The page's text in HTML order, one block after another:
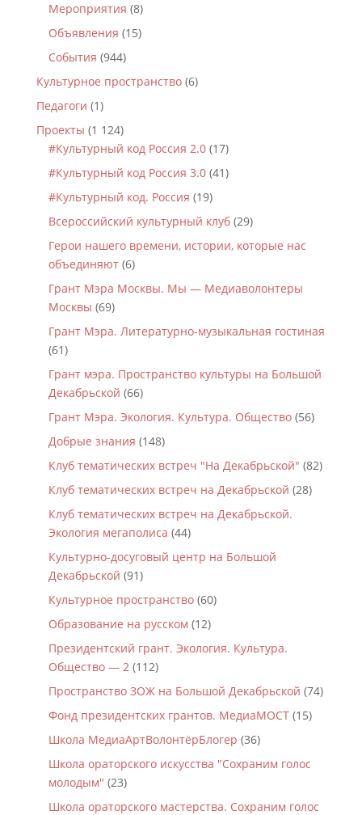
Мероприятия (8)
Объявления (15)
События (944)
Культурное пространство(6)
Педагоги (1)
Проекты (1 124)
#Культурный код Россия 2.0(17)
#Культурный код Россия 3.0(41)
#Культурный код. Россия (19)
Всероссийский культурный клуб(29)
Герои нашего времени, истории, которые нас
объединяют(6)
Грант Мэра Москвы. Мы — Медиаволонтеры
Москвы (69)
Грант Мэра. Литературно-музыкальная гостиная
(61)
Грант мэра. Пространство культуры на Большой
Декабрьской (66)
Грант Мэра. Экология. Культура. Общество(56)
Добрые знания (148)
Клуб тематических встреч "На Декабрьской" (82)
Клуб тематических встреч на Декабрьской (28)
Клуб тематических встреч на Декабрьской.
Экология мегаполиса (44)
Культурно-досуговый центр на Большой
Декабрьской (91)
Культурное пространство(60)
Образование на русском (12)
Президентский грант. Экология. Культура.
Общество — 2(112)
Пространство ЗОЖ на Большой Декабрьской (74)
Фонд президентских грантов. МедиаМОСТ(15)
Школа МедиаАртВолонтёрБлогер (36)
Школа ораторского искусства "Сохраним голос
молодым" (23)
Школа ораторского мастерства. Сохраним голос